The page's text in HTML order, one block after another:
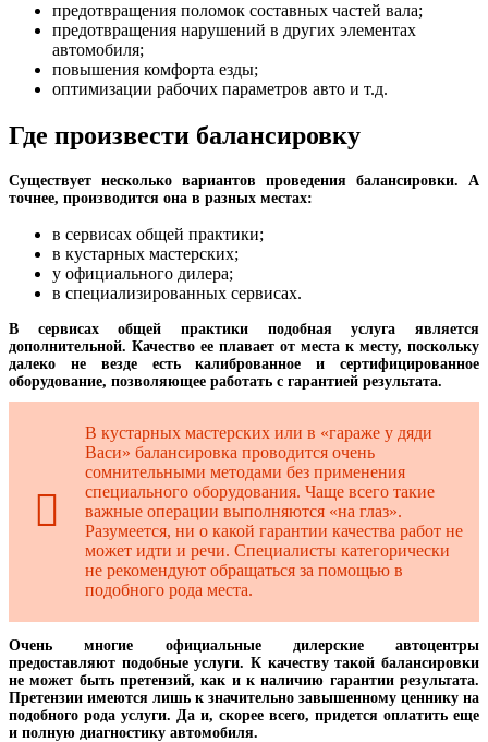
предотвращения поломок составных частей вала;
предотвращения нарушений в других элементах
автомобиля;
повышения комфорта езды;
оптимизации рабочих параметров авто и т.д.
Где произвести балансировку
Существует несколько вариантов проведения балансировки. А
точнее, производится она в разных местах:
в сервисах общей практики;
в кустарных мастерских;
у официального дилера;
в специализированных сервисах.
В сервисах общей практики подобная услуга является
дополнительной. Качество ее плавает от места к месту, поскольку
далеко не везде есть калиброванное и сертифицированное
оборудование, позволяющее работать с гарантией результата.
В кустарных мастерских или в «гараже у дяди
Васи» балансировка проводится очень
сомнительными методами без применения
специального оборудования. Чаще всего такие
важные операции выполняются «на глаз».
Разумеется, ни о какой гарантии качества работ не
может идти и речи. Специалисты категорически
не рекомендуют обращаться за помощью в
подобного рода места.
Очень многие официальные дилерские автоцентры
предоставляют подобные услуги. К качеству такой балансировки
не может быть претензий, как и к наличию гарантии результата.
Претензии имеются лишь к значительно завышенному ценнику на
подобного рода услуги. Да и, скорее всего, придется оплатить еще
и полную диагностику автомобиля.